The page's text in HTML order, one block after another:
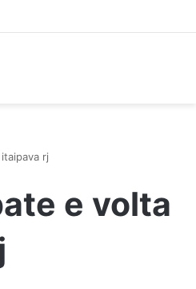
rj
e volta